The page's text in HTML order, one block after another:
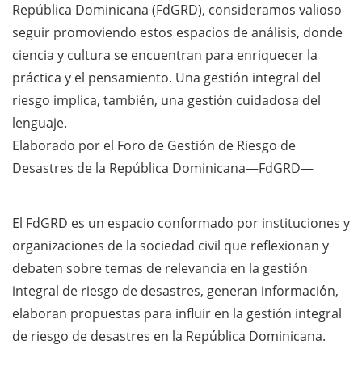
República Dominicana (FdGRD), consideramos valioso
seguir promoviendo estos espacios de análisis, donde
ciencia y cultura se encuentran para enriquecer la
práctica y el pensamiento. Una gestión integral del
riesgo implica, también, una gestión cuidadosa del
lenguaje.
Elaborado por el Foro de Gestión de Riesgo de
Desastres de la República Dominicana—FdGRD—
El FdGRD es un espacio conformado por instituciones y
organizaciones de la sociedad civil que reflexionan y
debaten sobre temas de relevancia en la gestión
integral de riesgo de desastres, generan información,
elaboran propuestas para influir en la gestión integral
de riesgo de desastres en la República Dominicana.